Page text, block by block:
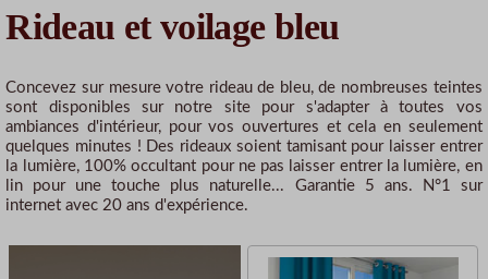
Rideau et voilage bleu
Concevez sur mesure votre rideau de bleu, de nombreuses teintes
sont disponibles sur notre site pour s'adapter à toutes vos
ambiances d'intérieur, pour vos ouvertures et cela en seulement
quelques minutes ! Des rideaux soient tamisant pour laisser entrer
la lumière, 100% occultant pour ne pas laisser entrer la lumière, en
lin pour une touche plus naturelle... Garantie 5 ans. N°1 sur
internet avec 20 ans d'expérience.